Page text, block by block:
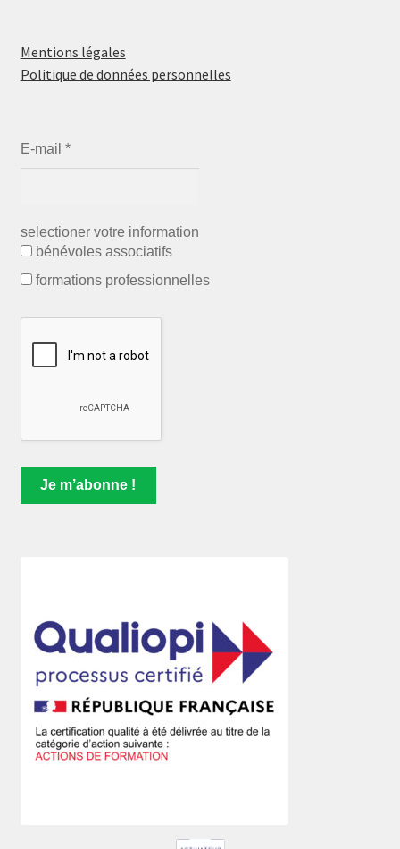
Mentions légales
Politique de données personnelles
E-mail *
selectioner votre information
bénévoles associatifs
formations professionnelles